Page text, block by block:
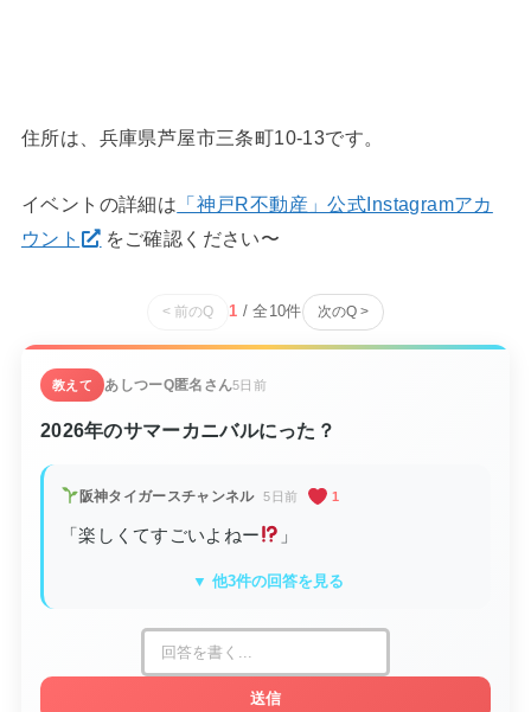
住所は、兵庫県芦屋市三条町10-13です。
イベントの詳細は 「神戸R不動産」公式Instagramアカ
ウント
をご確認ください〜
< 前のQ 1 / 全 10件 次のQ >
教えて あしつーQ匿名さん5日前
2026年のサマーカニバルにった？
阪神タイガースチャンネル 5日前 1
「楽しくてすごいよねー 」
▼ 他3件の回答を見る
送信